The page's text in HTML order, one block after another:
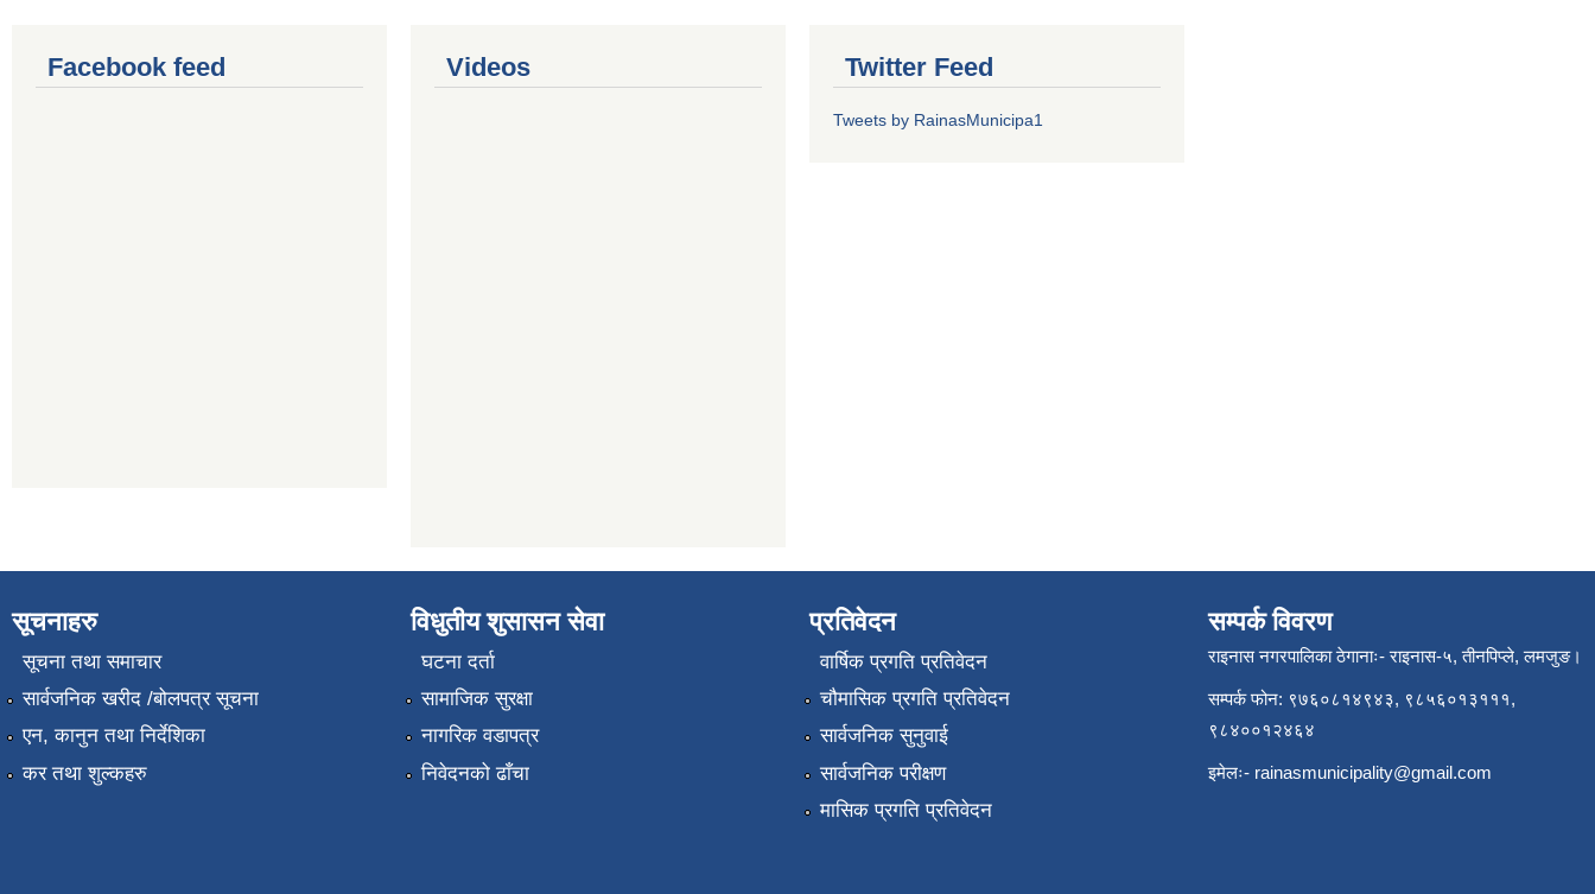
Facebook feed Videos Twitter Feed
Tweets by RainasMunicipa1
सूचनाहरु
सूचना तथा समाचार
सार्वजनिक खरीद /बोलपत्र सूचना
एन, कानुन तथा निर्देशिका
कर तथा शुल्कहरु
विधुतीय शुसासन सेवा
घटना दर्ता
सामाजिक सुरक्षा
नागरिक वडापत्र
निवेदनको ढाँचा
प्रतिवेदन
वार्षिक प्रगति प्रतिवेदन
चौमासिक प्रगति प्रतिवेदन
सार्वजनिक सुनुवाई
सार्वजनिक परीक्षण
मासिक प्रगति प्रतिवेदन
सम्पर्क विवरण
राइनास नगरपालिका ठेगानाः- राइनास-५, तीनपिप्ले, लमजुङ।
सम्पर्क फोन: ९७६०८१४९४३, ९८५६०१३१११,
९८४००१२४६४
इमेलः- rainasmunicipality@gmail.com